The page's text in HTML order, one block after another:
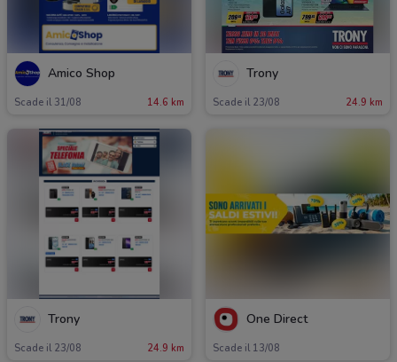
Amico Shop
Scade il 31/08 14.6 km
Trony
Scade il 23/08 24.9 km
Trony
Scade il 23/08 24.9 km
One Direct
Scade il 13/08